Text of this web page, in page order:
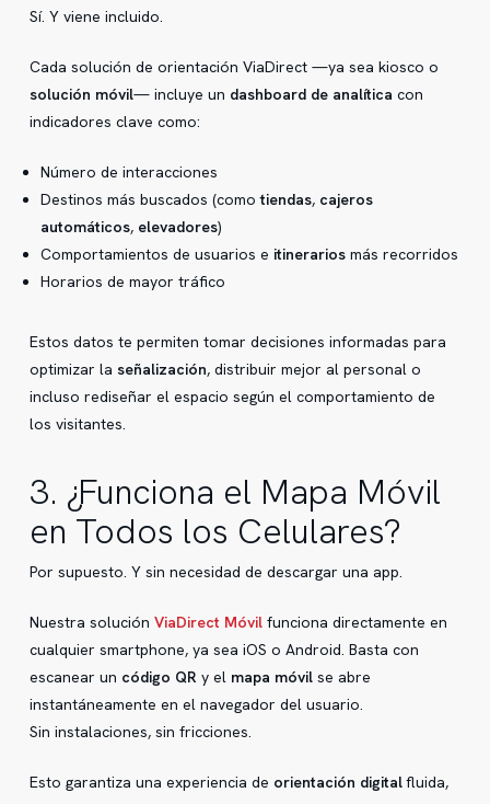
Sí. Y viene incluido.
Cada solución de orientación ViaDirect —ya sea kiosco o
solución móvil— incluye un dashboard de analítica con
indicadores clave como:
Número de interacciones
Destinos más buscados (comotiendas, cajeros
automáticos, elevadores)
Comportamientos de usuarios e itinerariosmás recorridos
Horarios de mayor tráfico
Estos datos te permiten tomar decisiones informadas para
optimizar la señalización, distribuir mejor al personal o
incluso rediseñar el espacio según el comportamiento de
los visitantes.
3. ¿Funciona el Mapa Móvil
en Todos los Celulares?
Por supuesto. Y sin necesidad de descargar una app.
Nuestra solución ViaDirect Móvil funciona directamente en
cualquier smartphone, ya sea iOS o Android. Basta con
escanear un código QR y el mapa móvilse abre
instantáneamente en el navegador del usuario.
Sin instalaciones, sin fricciones.
Esto garantiza una experiencia de orientación digitalfluida,